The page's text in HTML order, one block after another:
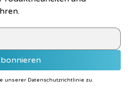
unserer Datenschutzrichtlinie zu.